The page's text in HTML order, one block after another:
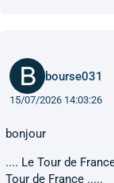
bourse031
15/07/2026 14:03:26
bonjour
.... Le Tour de
Tour de France .....